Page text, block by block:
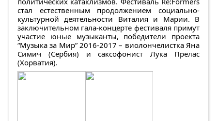
стал естественным продолжением социально-
культурной деятельности Виталия и Марии. В
заключительном гала-концерте фестиваля примут
участие юные музыканты, победители проекта
“Музыка за Мир” 2016-2017 – виолончелистка Яна
Симич (Сербия) и саксофонист Лука Прелас
(Хорватия).